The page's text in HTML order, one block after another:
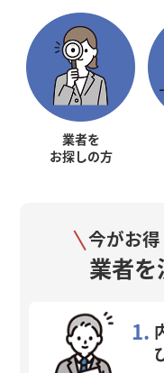
業者を
お探しの方
今がお得
業者を
1.